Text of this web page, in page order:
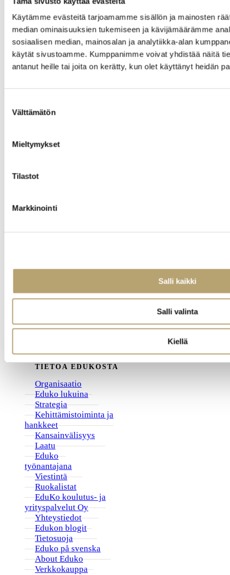
Käytämme evästeitä tarjoamamme sisällön ja mainosten
median ominaisuuksien tukemiseen ja kävijämäärämme
sosiaalisen median, mainosalan ja analytiikka-alan
käytät sivustoamme. Kumppanimme voivat yhdistää näitä
antanut heille tai joita on kerätty, kun olet käyttänyt heidän
valinta
Välttämätön
Mieltymykset
Tilastot
Markkinointi
Salli kaikki
Salli valinta
Kiellä
Metallityöt
Eduko
TIETOA EDUKOSTA
Organisaatio
Eduko lukuina
Strategia
Kehittämistoiminta ja
hankkeet
Kansainvälisyys
Laatu
Eduko
työnantajana
Viestintä
Ruokalistat
EduKo koulutus- ja
yrityspalvelut Oy
Yhteystiedot
Edukon blogit
Tietosuoja
Eduko på svenska
About Eduko
Verkkokauppa